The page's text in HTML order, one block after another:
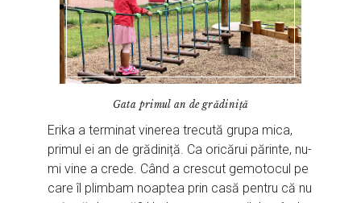
Gata primul an de grădiniță
Erika a terminat vinerea trecută grupa mica,
primul ei an de grădiniță. Ca oricărui părinte, nu-
mi vine a crede. Când a crescut gemotocul pe
care îl plimbam noaptea prin casă pentru că nu